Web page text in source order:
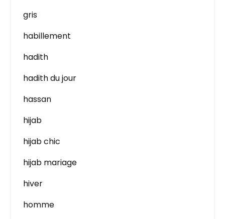
gris
habillement
hadith
hadith du jour
hassan
hijab
hijab chic
hijab mariage
hiver
homme